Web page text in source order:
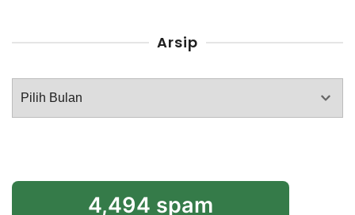
Arsip
Arsip
4,494 spam